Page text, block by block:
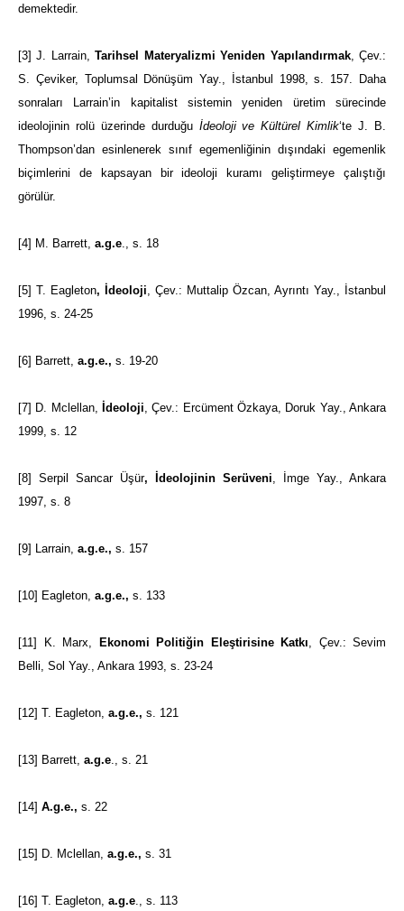
demektedir.
[3] J. Larrain,Tarihsel Materyalizmi Yeniden Yapılandırmak, Çev.:
S. Çeviker, Toplumsal Dönüşüm Yay., İstanbul 1998, s. 157. Daha
sonraları Larrain’in kapitalist sistemin yeniden üretim sürecinde
ideolojinin rolü üzerinde durduğu İdeoloji ve Kültürel Kimlik‘te J. B.
Thompson’dan esinlenerek sınıf egemenliğinin dışındaki egemenlik
biçimlerini de kapsayan bir ideoloji kuramı geliştirmeye çalıştığı
görülür.
[4] M. Barrett, a.g.e ., s. 18
[5] T. Eagleton, İdeoloji , Çev.: Muttalip Özcan, Ayrıntı Yay., İstanbul
1996, s. 24-25
[6] Barrett, a.g.e., s. 19-20
[7] D. Mclellan, İdeoloji , Çev.: Ercüment Özkaya, Doruk Yay., Ankara
1999, s. 12
[8] Serpil Sancar Üşür, İdeolojinin Serüveni , İmge Yay., Ankara
1997, s. 8
[9] Larrain, a.g.e., s. 157
[10] Eagleton, a.g.e., s. 133
[11] K. Marx, Ekonomi Politiğin Eleştirisine Katkı , Çev.: Sevim
Belli, Sol Yay., Ankara 1993, s. 23-24
[12] T. Eagleton, a.g.e., s. 121
[13] Barrett, a.g.e ., s. 21
[14] A.g.e., s. 22
[15] D. Mclellan, a.g.e., s. 31
[16] T. Eagleton, a.g.e ., s. 113